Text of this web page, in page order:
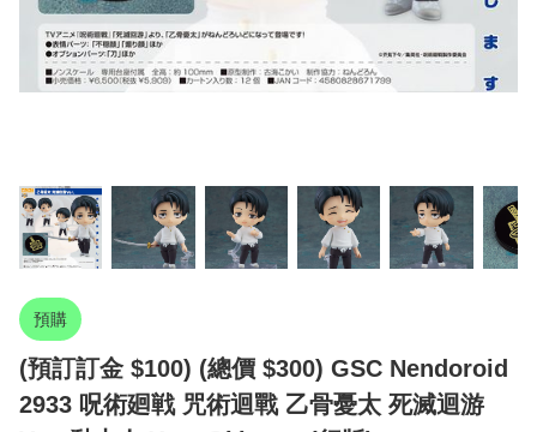
預購
(預訂訂金 $100) (總價 $300) GSC Nendoroid
2933 呪術廻戦 咒術迴戰 乙骨憂太 死滅迴游